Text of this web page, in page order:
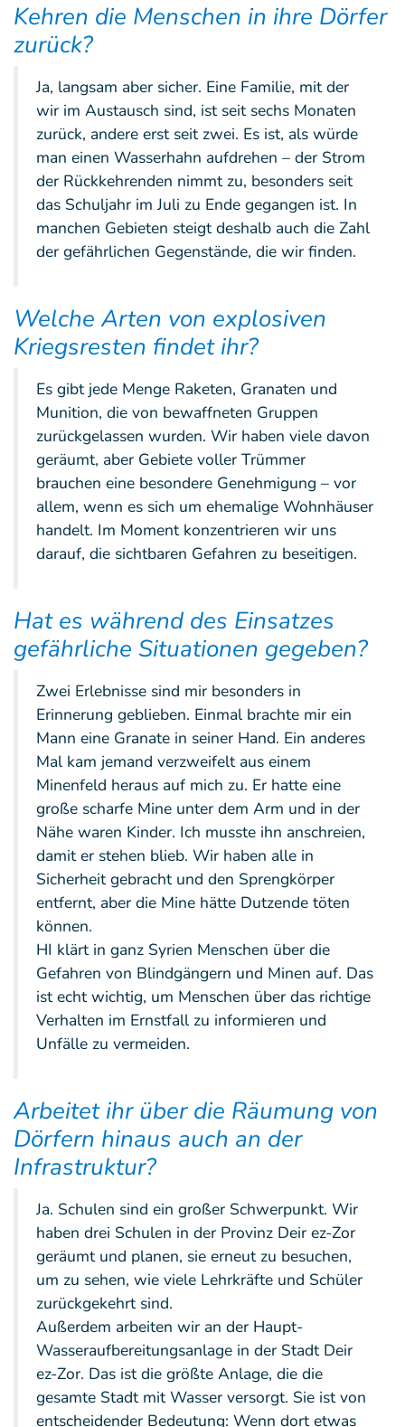
Kehren die Menschen in ihre Dörfer
zurück?
Ja, langsam aber sicher. Eine Familie, mit der
wir im Austausch sind, ist seit sechs Monaten
zurück, andere erst seit zwei. Es ist, als würde
man einen Wasserhahn aufdrehen – der Strom
der Rückkehrenden nimmt zu, besonders seit
das Schuljahr im Juli zu Ende gegangen ist. In
manchen Gebieten steigt deshalb auch die Zahl
der gefährlichen Gegenstände, die wir finden.
Welche Arten von explosiven
Kriegsresten findet ihr?
Es gibt jede Menge Raketen, Granaten und
Munition, die von bewaffneten Gruppen
zurückgelassen wurden. Wir haben viele davon
geräumt, aber Gebiete voller Trümmer
brauchen eine besondere Genehmigung – vor
allem, wenn es sich um ehemalige Wohnhäuser
handelt. Im Moment konzentrieren wir uns
darauf, die sichtbaren Gefahren zu beseitigen.
Hat es während des Einsatzes
gefährliche Situationen gegeben?
Zwei Erlebnisse sind mir besonders in
Erinnerung geblieben. Einmal brachte mir ein
Mann eine Granate in seiner Hand. Ein anderes
Mal kam jemand verzweifelt aus einem
Minenfeld heraus auf mich zu. Er hatte eine
große scharfe Mine unter dem Arm und in der
Nähe waren Kinder. Ich musste ihn anschreien,
damit er stehen blieb. Wir haben alle in
Sicherheit gebracht und den Sprengkörper
entfernt, aber die Mine hätte Dutzende töten
können.
HI klärt in ganz Syrien Menschen über die
Gefahren von Blindgängern und Minen auf. Das
ist echt wichtig, um Menschen über das richtige
Verhalten im Ernstfall zu informieren und
Unfälle zu vermeiden.
Arbeitet ihr über die Räumung von
Dörfern hinaus auch an der
Infrastruktur?
Ja. Schulen sind ein großer Schwerpunkt. Wir
haben drei Schulen in der Provinz Deir ez-Zor
geräumt und planen, sie erneut zu besuchen,
um zu sehen, wie viele Lehrkräfte und Schüler
zurückgekehrt sind.
Außerdem arbeiten wir an der Haupt-
Wasseraufbereitungsanlage in der Stadt Deir
ez-Zor. Das ist die größte Anlage, die die
gesamte Stadt mit Wasser versorgt. Sie ist von
entscheidender Bedeutung: Wenn dort etwas